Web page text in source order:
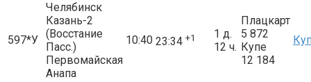
597*У
Челябинск
Казань-2
(Восстание
Пасс.)
Первомайская
Анапа
10:40 23:34 +1
1 д.
12 ч.
Плацкарт
5 872
Купе
12 184